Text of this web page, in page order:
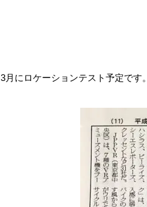
3月にロケーションテスト予定です。